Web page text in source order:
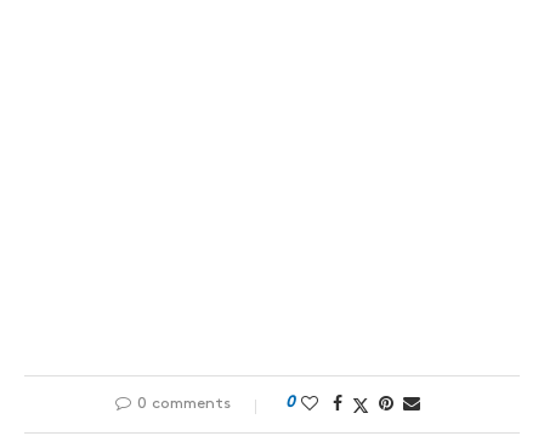
0 comments 0